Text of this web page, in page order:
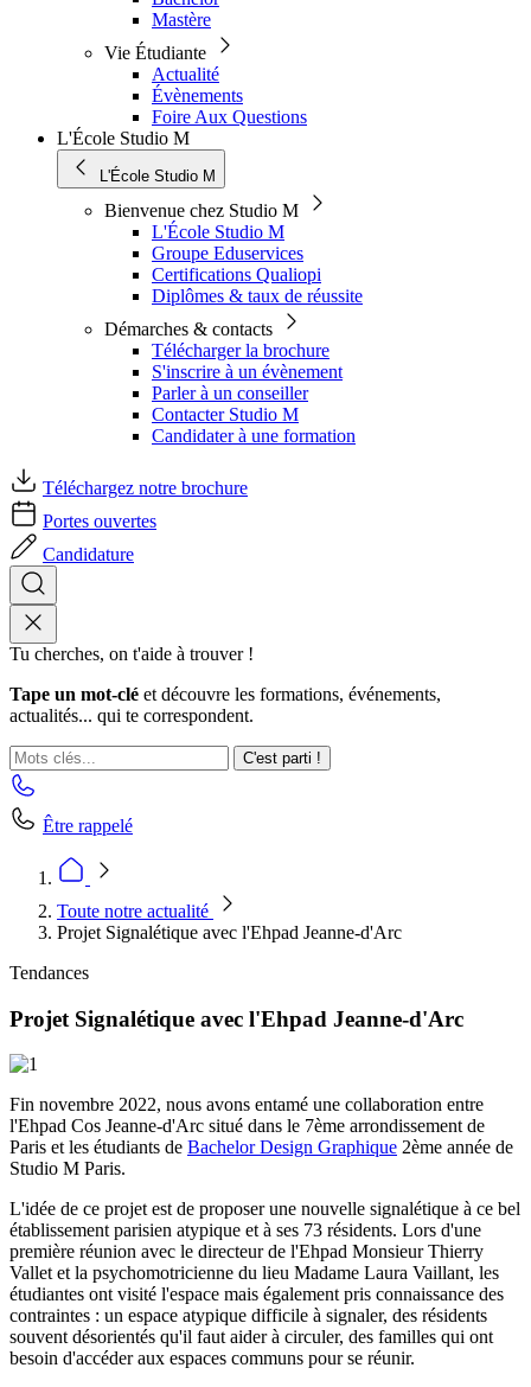
Mastère
Vie Étudiante
Actualité
Évènements
Foire Aux Questions
L'École Studio M
L'École Studio M
Bienvenue chez Studio M
L'École Studio M
Groupe Eduservices
Certifications Qualiopi
Diplômes & taux de réussite
Démarches & contacts
Télécharger la brochure
S'inscrire à un évènement
Parler à un conseiller
Contacter Studio M
Candidater à une formation
Téléchargez notre brochure
Portes ouvertes
Candidature
Tu cherches, on t'aide à trouver !
Tape un mot-clé et découvre les formations, événements,
actualités... qui te correspondent.
C'est parti !
Être rappelé
Toute notre actualité
Projet Signalétique avec l'Ehpad Jeanne-d'Arc
Tendances
Projet Signalétique avec l'Ehpad Jeanne-d'Arc
Fin novembre 2022, nous avons entamé une collaboration entre
l'Ehpad Cos Jeanne-d'Arc situé dans le 7ème arrondissement de
Paris et les étudiants de Bachelor Design Graphique 2ème année de
Studio M Paris.
L'idée de ce projet est de proposer une nouvelle signalétique à ce bel
établissement parisien atypique et à ses 73 résidents. Lors d'une
première réunion avec le directeur de l'Ehpad Monsieur Thierry
Vallet et la psychomotricienne du lieu Madame Laura Vaillant, les
étudiantes ont visité l'espace mais également pris connaissance des
contraintes : un espace atypique difficile à signaler, des résidents
souvent désorientés qu'il faut aider à circuler, des familles qui ont
besoin d'accéder aux espaces communs pour se réunir.